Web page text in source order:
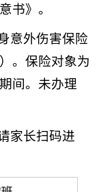
书》。
意外伤害保险
。保险对象为
间。未办理
家长扫码进